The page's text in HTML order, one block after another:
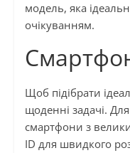
модель, яка
очікуванням.
Щоб підібрати
щоденні задачі.
смартфони з
ID для швидкого